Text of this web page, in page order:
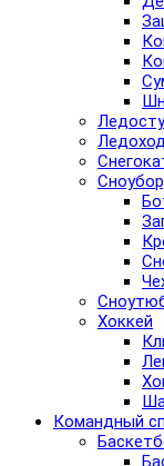
Хоккей
Командный